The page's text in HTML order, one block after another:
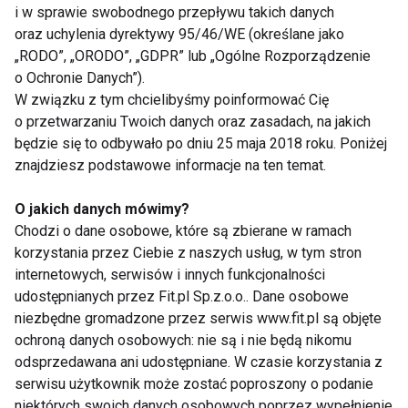
Wielu z nas crossfit kojarzy się z niezywkle
intensywnym wysiłkiem, któremu podołają
wyłącznie ci najsilniejsi i najbardziej wydolni. To
jednak nieprawda. Ten sport mogą uprawiać starsi i
młodsi, kobiety i mężczyźni. To tylko kwestia
odpowiednio dobranych obciążeń. – To ćwiczenia
wykonujemy na co dzień. Każdy trening można
dostosować do indywidualnych potrzeb poprzez
zmniejszenie ciężaru czy liczby powtórzeń.
Dowodem na to, że crossfit to treningi dla każdego,
jest fakt, że również osoby z niepełnosprawnościami
często w ten sposób trenują – podkreśla Rafał Gil.
W trakcie izolacji spowodowanej pandemią
i w sprawie swobodnego przepływu takich danych
oraz uchylenia dyrektywy 95/46/WE (określane jako
„RODO”, „ORODO”, „GDPR” lub „Ogólne Rozporządzenie
o Ochronie Danych”).
W związku z tym chcielibyśmy poinformować Cię
o przetwarzaniu Twoich danych oraz zasadach, na jakich
będzie się to odbywało po dniu 25 maja 2018 roku. Poniżej
znajdziesz podstawowe informacje na ten temat.
O jakich danych mówimy?
Chodzi o dane osobowe, które są zbierane w ramach
korzystania przez Ciebie z naszych usług, w tym stron
internetowych, serwisów i innych funkcjonalności
udostępnianych przez Fit.pl Sp.z.o.o.. Dane osobowe
niezbędne gromadzone przez serwis www.fit.pl są objęte
ochroną danych osobowych: nie są i nie będą nikomu
odsprzedawana ani udostępniane. W czasie korzystania z
serwisu użytkownik może zostać poproszony o podanie